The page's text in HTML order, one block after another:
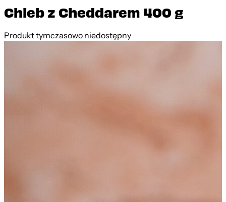
Chleb z Cheddarem 400 g
Produkt tymczasowo niedostępny